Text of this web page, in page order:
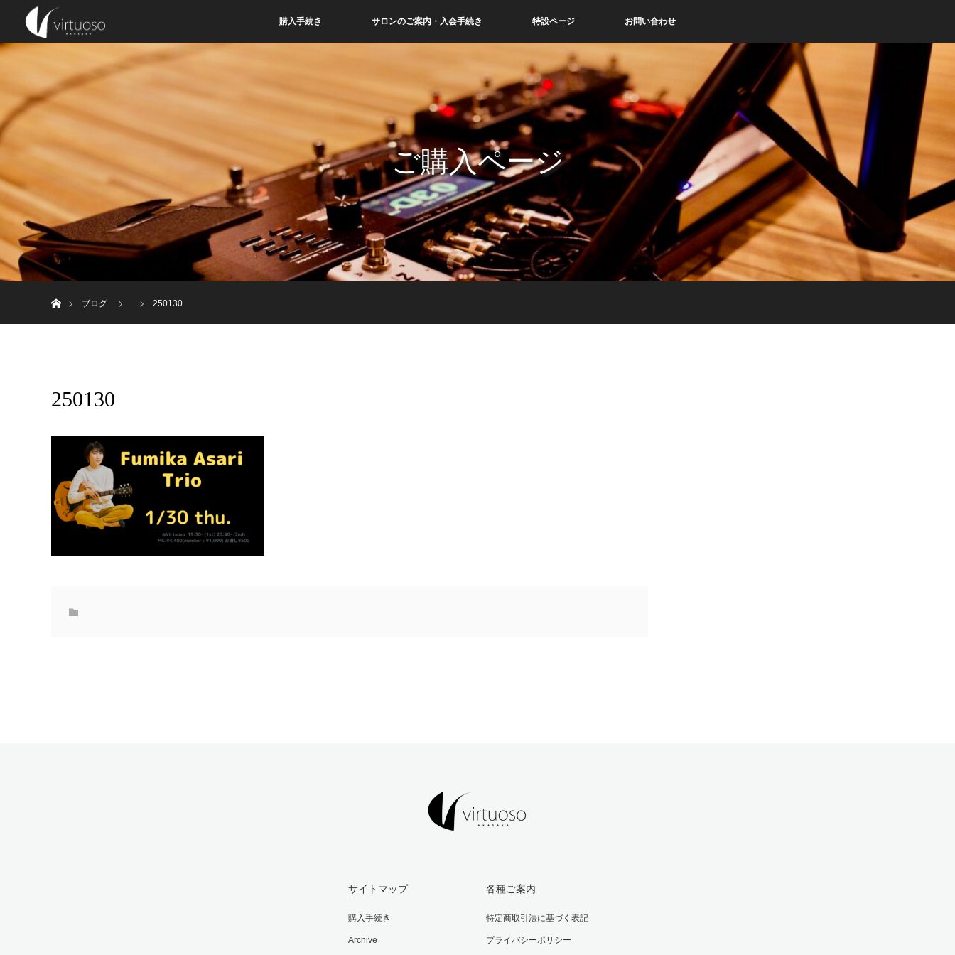
購入手続き サロンのご案内・入会手続き 特設ページ お問い合わせ
ご購入ページ
ブログ
250130
250130
サイトマップ
購入手続き
Archive
各種ご案内
特定商取引法に基づく表記
プライバシーポリシー